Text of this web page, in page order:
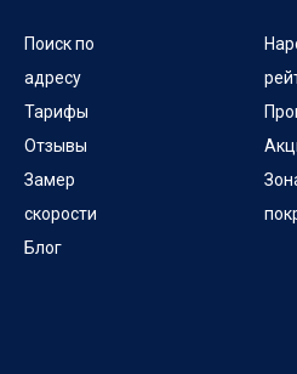
Поиск по
адресу
Тарифы
Отзывы
Замер
скорости
Блог